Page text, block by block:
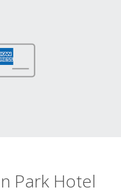
Park Hotel